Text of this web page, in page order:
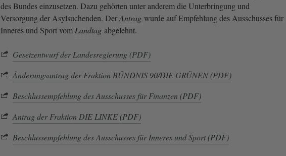
des Bundes einzusetzen. Dazu gehörten unter anderem die Unterbringung und
Versorgung der Asylsuchenden. DerAntrag wurde auf Empfehlung des Ausschusses für
Inneres und Sport vom Landtag abgelehnt.
Gesetzentwurf der Landesregierung (PDF)
Änderungsantrag der Fraktion BÜNDNIS 90/DIE GRÜNEN (PDF)
Beschlussempfehlung des Ausschusses für Finanzen (PDF)
Antrag der Fraktion DIE LINKE (PDF)
Beschlussempfehlung des Ausschusses für Inneres und Sport (PDF)